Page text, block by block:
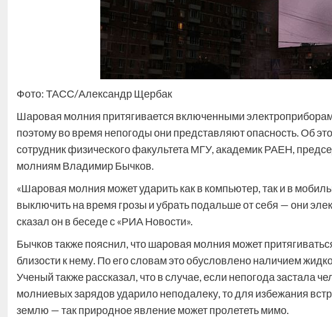
Фото: ТАСС/Александр Щербак
Шаровая молния притягивается включенными
поэтому во время непогоды они представляют опасность. Об
сотрудник физического факультета МГУ, академик РАЕН,
молниям Владимир Бычков.
«Шаровая молния может ударить как в компьютер, так и в
выключить на время грозы и убрать подальше от себя — они
сказал он в беседе с «РИА Новости».
Бычков также пояснил, что шаровая молния может
близости к нему. По его словам это обусловлено наличием
Ученый также рассказал, что в случае, если непогода застала
молниевых зарядов ударило неподалеку, то для избежания
землю — так природное явление может пролететь мимо.